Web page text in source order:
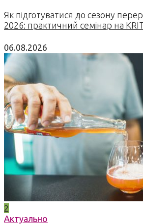
Як підготуватися до сезону
2026: практичний семінар на
06.08.2026
2
Актуально